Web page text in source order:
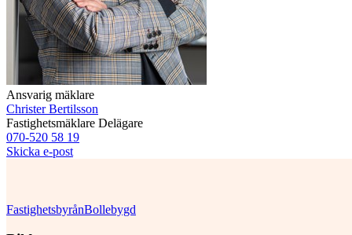
Ansvarig mäklare
Christer Bertilsson
Fastighetsmäklare Delägare
070-520 58 19
Skicka e-post
FastighetsbyrånBollebygd